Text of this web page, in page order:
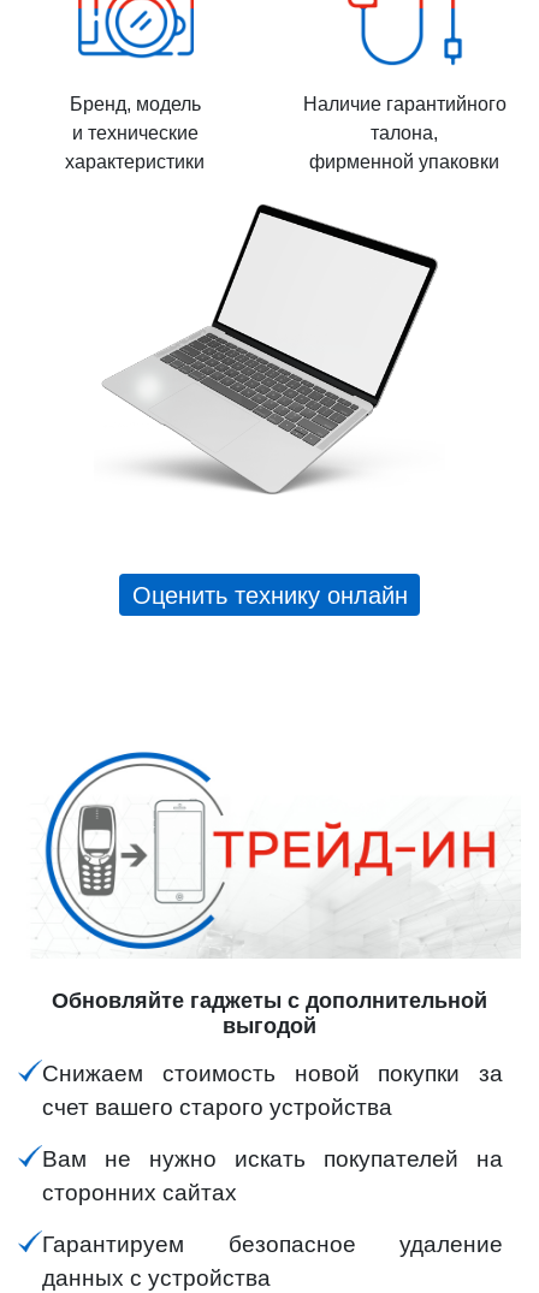
Бренд, модель
и технические
характеристики
Наличие гарантийного
талона,
фирменной упаковки
Оценить технику онлайн
Обновляйте гаджеты с дополнительной
выгодой
Снижаем стоимость новой покупки за
счет вашего старого устройства
Вам не нужно искать покупателей на
сторонних сайтах
Гарантируем безопасное удаление
данных с устройства